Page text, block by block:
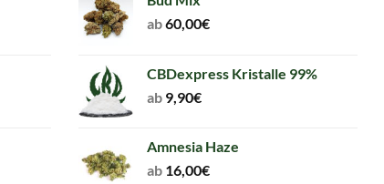
ab60,00€
CBDexpress Kristalle 99%
ab 9,90€
Amnesia Haze
ab 16,00€